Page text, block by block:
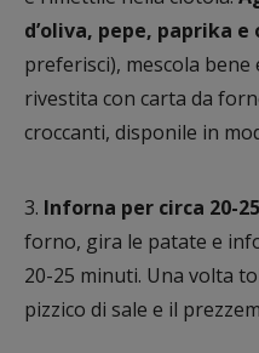
d’oliva, pepe, paprika
preferisci), mescola
rivestita con carta da
croccanti, disponile in
3. Inforna per circa 20-
forno, gira le patate e
20-25 minuti. Una volta
pizzico di sale e il